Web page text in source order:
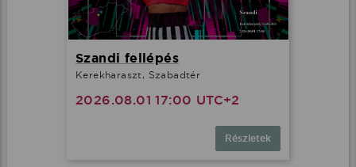
Szandi fellépés
Kerekharaszt, Szabadtér
2026.08.01 17:00 UTC+2
Részletek